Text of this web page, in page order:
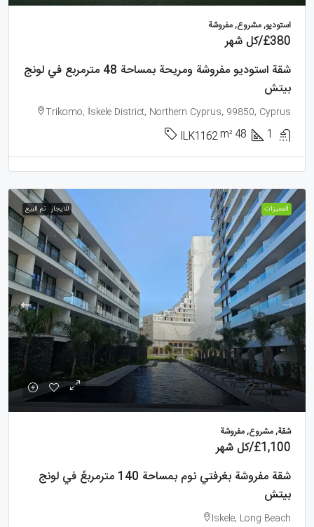
استوديو, مشروع, مفروشة
£380/كل شهر
شقة استوديو مفروشة ومريحة بمساحة 48 مترمربع في لونج
بيتش
Trikomo, İskele District, Northern Cyprus, 99850, Cyprus
1
48
m²
ILK1162
الممیزات للايجار تم البيع
شقة, مشروع, مفروشة
£1,100/كل شهر
شقة مفروشة بغرفتي نوم بمساحة 140 مترمربعً في لونج
بيتش
Iskele, Long Beach